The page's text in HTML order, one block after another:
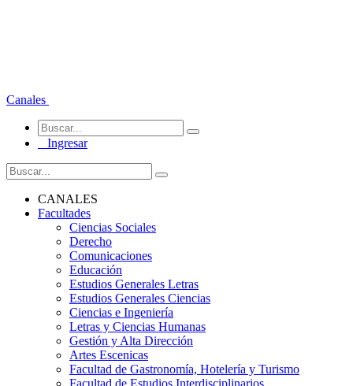
Canales
Ingresar
CANALES
Facultades
Ciencias Sociales
Derecho
Comunicaciones
Educación
Estudios Generales Letras
Estudios Generales Ciencias
Ciencias e Ingeniería
Letras y Ciencias Humanas
Gestión y Alta Dirección
Artes Escenicas
Facultad de Gastronomía, Hotelería y Turismo
Facultad de Estudios Interdisciplinarios